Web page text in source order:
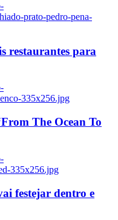
prato-pedro-pena-
restaurantes para
335x256.jpg
The Ocean To
335x256.jpg
festejar dentro e